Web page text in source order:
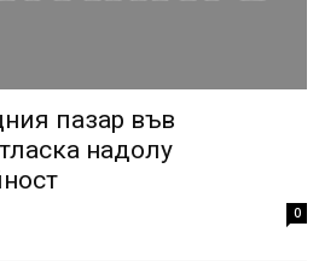
пазар във
надолу
0